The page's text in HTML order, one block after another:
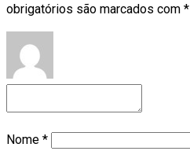
obrigatórios são marcados com *
Nome *